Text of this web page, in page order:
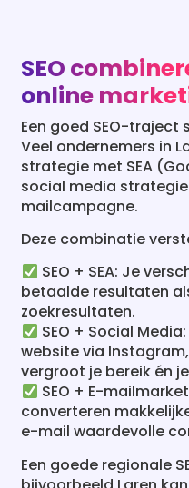
Een goed SEO-
Veel ondernemers in
strategie met SEA
social media
mailcampagne.
Deze combinatie
betaalde resultaten
zoekresultaten.
SEO + Social
website via Instagram,
vergroot je bereik én
SEO + E-
converteren
e-mail waardevolle
Een goede regionale
bijvoorbeeld Laren
samenwerken met
het online